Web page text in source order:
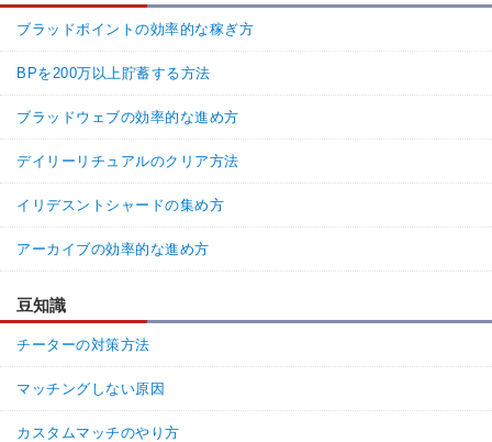
ブラッドポイントの効率的な稼ぎ方
BPを200万以上貯蓄する方法
ブラッドウェブの効率的な進め方
デイリーリチュアルのクリア方法
イリデスントシャードの集め方
アーカイブの効率的な進め方
豆知識
チーターの対策方法
マッチングしない原因
カスタムマッチのやり方